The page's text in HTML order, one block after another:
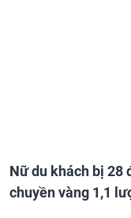
Nữ du khách bị
chuyền vàng 1,1